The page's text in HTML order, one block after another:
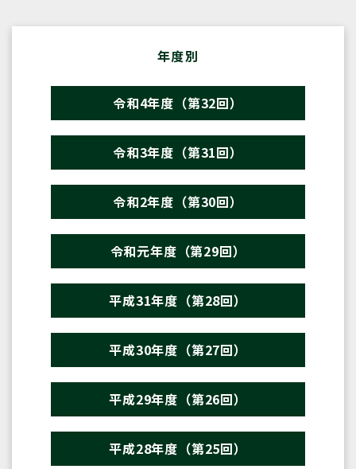
年度別
令和4年度（第32回）
令和3年度（第31回）
令和2年度（第30回）
令和元年度（第29回）
平成31年度（第28回）
平成30年度（第27回）
平成29年度（第26回）
平成28年度（第25回）